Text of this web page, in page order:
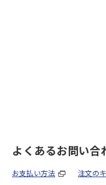
よくあるお問い合
お支払い方法 注文の